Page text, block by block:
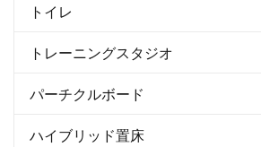
トイレ
トレーニングスタジオ
パーチクルボード
ハイブリッド置床